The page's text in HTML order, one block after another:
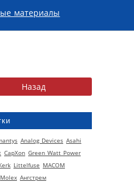
материалы
Analog Devices Asahi
CapXon Green Watt Power
Littelfuse MACOM
Molex Ангстрем